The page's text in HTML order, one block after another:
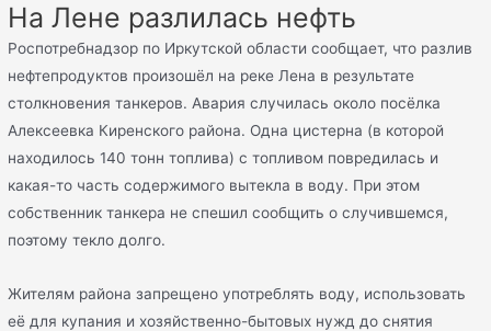
На Лене разлилась нефть
Роспотребнадзор по Иркутской области сообщает, что разлив
нефтепродуктов произошёл на реке Лена в результате
столкновения танкеров. Авария случилась около посёлка
Алексеевка Киренского района. Одна цистерна (в которой
находилось 140 тонн топлива) с топливом повредилась и
какая-то часть содержимого вытекла в воду. При этом
собственник танкера не спешил сообщить о случившемся,
поэтому текло долго.
Жителям района запрещено употреблять воду, использовать
её для купания и хозяйственно-бытовых нужд до снятия